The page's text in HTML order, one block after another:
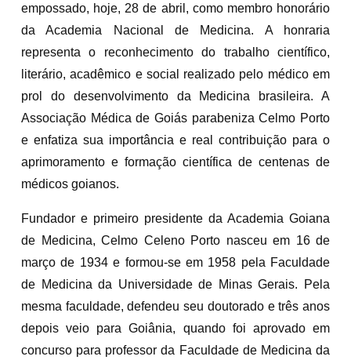
empossado, hoje, 28 de abril, como membro honorário
da Academia Nacional de Medicina. A honraria
representa o reconhecimento do trabalho científico,
literário, acadêmico e social realizado pelo médico em
prol do desenvolvimento da Medicina brasileira. A
Associação Médica de Goiás parabeniza Celmo Porto
e enfatiza sua importância e real contribuição para o
aprimoramento e formação científica de centenas de
médicos goianos.
Fundador e primeiro presidente da Academia Goiana
de Medicina, Celmo Celeno Porto nasceu em 16 de
março de 1934 e formou-se em 1958 pela Faculdade
de Medicina da Universidade de Minas Gerais. Pela
mesma faculdade, defendeu seu doutorado e três anos
depois veio para Goiânia, quando foi aprovado em
concurso para professor da Faculdade de Medicina da